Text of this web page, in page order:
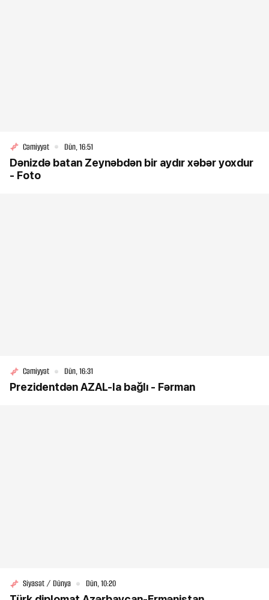
Cəmiyyət Dün, 16:51
Dənizdə batan Zeynəbdən bir aydır xəbər yoxdur
- Foto
Cəmiyyət Dün, 16:31
Prezidentdən AZAL-la bağlı - Fərman
Siyasət / Dünya Dün, 10:20